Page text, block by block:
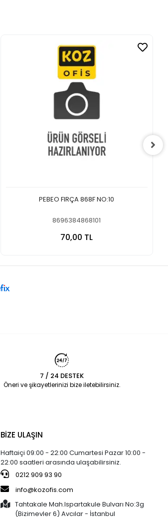
PEBEO FIRÇA 868F NO:10
8696384868101
70,00 TL
7 / 24 DESTEK
Öneri ve şikayetlerinizi bize iletebilirsiniz.
BİZE ULAŞIN
Haftaiçi 09:00 - 22:00 Cumartesi Pazar 10:00 -
22:00 saatleri arasında ulaşabilirsiniz.
0212 909 93 90
info@kozofis.com
Tahtakale Mah.Ispartakule Bulvarı No:3g
(Bizimevler 6) Avcılar - İstanbul